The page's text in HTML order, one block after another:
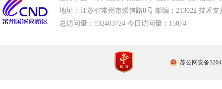
地址：江苏省常州市崇信路8号 邮编：213022 技术支
总访问量： 132483724 今日访问量： 15874
苏公网安备